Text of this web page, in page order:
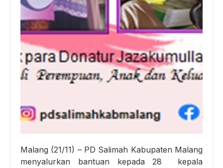
Malang (21/11) – PD Salimah Kabupaten Malang
menyalurkan bantuan kepada 28 kepala